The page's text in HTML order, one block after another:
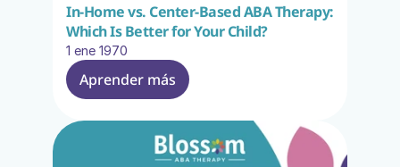
In-Home vs. Center-Based ABA Therapy:
Which Is Better for Your Child?
1 ene 1970
Aprender más